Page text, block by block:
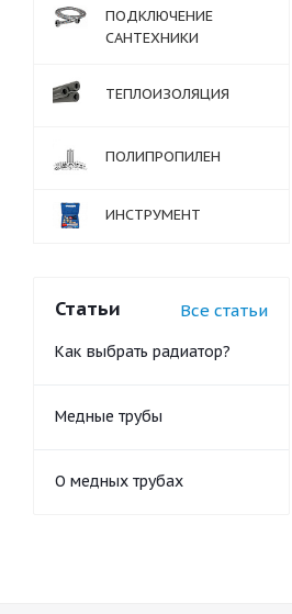
ПОДКЛЮЧЕНИЕ
САНТЕХНИКИ
ТЕПЛОИЗОЛЯЦИЯ
ПОЛИПРОПИЛЕН
ИНСТРУМЕНТ
Статьи Все статьи
Как выбрать радиатор?
Медные трубы
О медных трубах